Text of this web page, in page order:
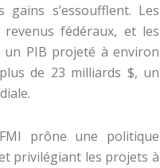
s’essoufflent. Les
fédéraux, et les
un PIB projeté à environ
de 23 milliards $, un
prône une politique
privilégiant les projets à